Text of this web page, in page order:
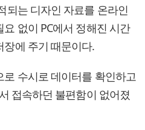
되는 디자인 자료를 온라인
없이 PC에서 정해진 시간
에 주기 때문이다.
수시로 데이터를 확인하고
접속하던 불편함이 없어졌